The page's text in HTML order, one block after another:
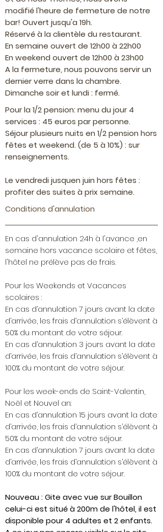
modifié l'heure de fermeture de notre
bar! Ouvert jusqu'a 19h.
Réservé à la clientèle du restaurant.
En semaine ouvert de 12h00 à 22h00
En weekend ouvert de 12h00 à 23h00
A la fermeture, nous pouvons servir un
dernier verre dans la chambre.
Dimanche soir et lundi : fermé.
Pour la 1/2 pension: menu du jour 4
services : 45 euros par personne.
Séjour plusieurs nuits en 1/2 pension hors
fêtes et weekend. (de 5 à 10%) : sur
renseignements.
Le vendredi jusquen juin hors fêtes :
profiter des suites à prix semaine.
Conditions d'annulation
En cas d'annulation 24h à l'avance ,en
semaine hors vacance scolaire et fêtes,
l'hôtel ne prélève pas de frais.
Pour les Weekends et Vacances
scolaires :
En cas d’annulation 7 jours avant la date
d’arrivée, les frais d’annulation s’élèvent à
50% du montant de votre séjour.
En cas d’annulation 3 jours avant la date
d’arrivée, les frais d’annulation s’élèvent à
100% du montant de votre séjour.
Pour les week-ends de Saint-Valentin,
Noël et Nouvel an:
En cas d’annulation 15 jours avant la date
d’arrivée, les frais d’annulation s’élèvent à
50% du montant de votre séjour.
En cas d’annulation 7 jours avant la date
d’arrivée, les frais d’annulation s’élèvent à
100% du montant de votre séjour.
Nouveau : Gite avec vue sur Bouillon
celui-ci est situé à 200m de l'hôtel, il est
disponible pour 4 adultes et 2 enfants.